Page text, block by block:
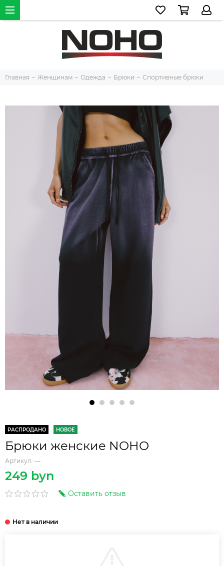
Главная Женщинам Одежда Брюки Спортивные брюки
РАСПРОДАНО НОВОЕ
Брюки женские NOHO
Артикул: —
249 byn
Оставить отзыв